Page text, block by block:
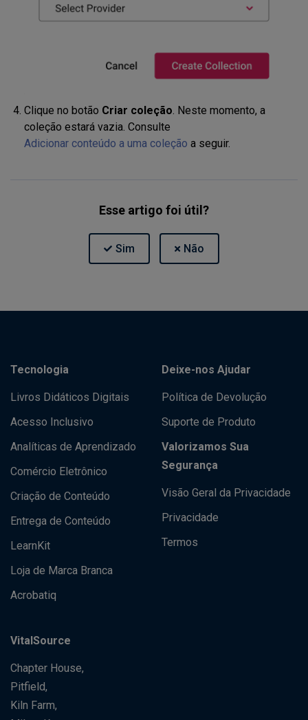
Clique no botão Criar coleção. Neste momento, a
coleção estará vazia. Consulte
Adicionar conteúdo a uma coleção a seguir.
Esse artigo foi útil?
Tecnologia
Livros Didáticos Digitais
Acesso Inclusivo
Analíticas de Aprendizado
Comércio Eletrônico
Criação de Conteúdo
Entrega de Conteúdo
LearnKit
Loja de Marca Branca
Acrobatiq
Deixe-nos Ajudar
Política de Devolução
Suporte de Produto
Valorizamos Sua
Segurança
Visão Geral da Privacidade
Privacidade
Termos
VitalSource
Chapter House,
Pitfield,
Kiln Farm,